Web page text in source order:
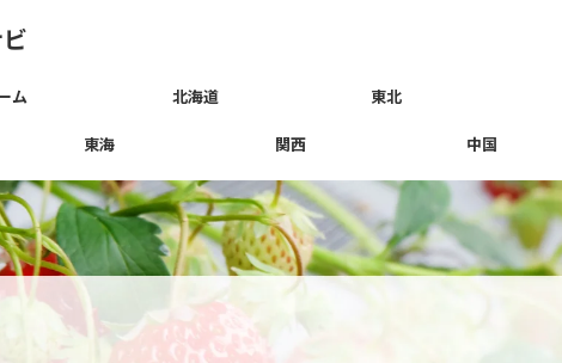
ム 北海道 東北
東海 関西 中国